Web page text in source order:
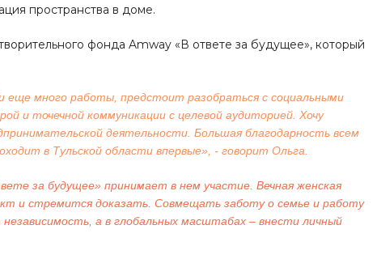
пространства в доме.
фонда Amway «В ответе за будущее», который
еще много работы, предстоит разобраться с социальными
и точечной коммуникации с целевой аудиторией. Хочу
деятельности. Большая благодарность всем
в Тульской области впервые», - говорит Ольга.
за будущее» принимает в нем участие. Вечная женская
и стремится доказать. Совмещать заботу о семье и работу
а в глобальных масштабах – внести личный